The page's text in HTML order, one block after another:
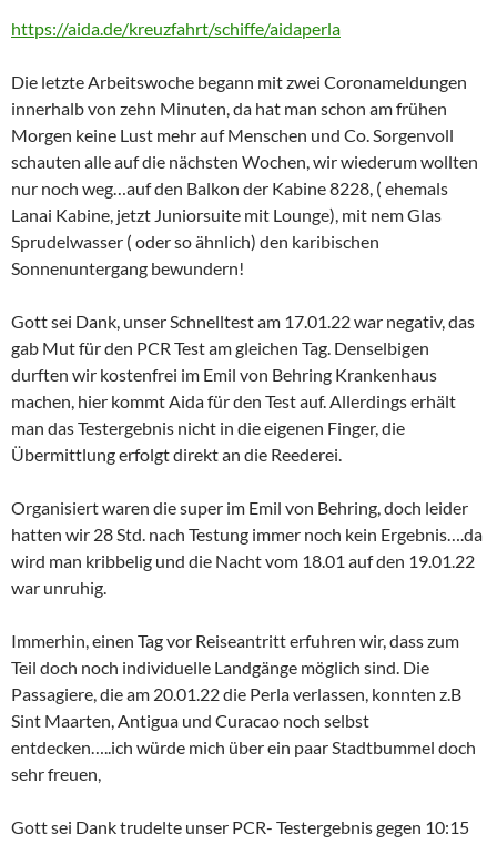
https://aida.de/kreuzfahrt/schiffe/aidaperla
Die letzte Arbeitswoche begann mit zwei Coronameldungen
innerhalb von zehn Minuten, da hat man schon am frühen
Morgen keine Lust mehr auf Menschen und Co. Sorgenvoll
schauten alle auf die nächsten Wochen, wir wiederum wollten
nur noch weg…auf den Balkon der Kabine 8228, ( ehemals
Lanai Kabine, jetzt Juniorsuite mit Lounge), mit nem Glas
Sprudelwasser ( oder so ähnlich) den karibischen
Sonnenuntergang bewundern!
Gott sei Dank, unser Schnelltest am 17.01.22 war negativ, das
gab Mut für den PCR Test am gleichen Tag. Denselbigen
durften wir kostenfrei im Emil von Behring Krankenhaus
machen, hier kommt Aida für den Test auf. Allerdings erhält
man das Testergebnis nicht in die eigenen Finger, die
Übermittlung erfolgt direkt an die Reederei.
Organisiert waren die super im Emil von Behring, doch leider
hatten wir 28 Std. nach Testung immer noch kein Ergebnis….da
wird man kribbelig und die Nacht vom 18.01 auf den 19.01.22
war unruhig.
Immerhin, einen Tag vor Reiseantritt erfuhren wir, dass zum
Teil doch noch individuelle Landgänge möglich sind. Die
Passagiere, die am 20.01.22 die Perla verlassen, konnten z.B
Sint Maarten, Antigua und Curacao noch selbst
entdecken…..ich würde mich über ein paar Stadtbummel doch
sehr freuen,
Gott sei Dank trudelte unser PCR- Testergebnis gegen 10:15